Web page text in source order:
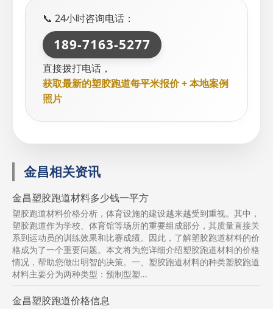
📞 24小时咨询电话：
189-7163-5277
直接拨打电话，
获取最新的塑胶跑道每平米报价 + 本地案例
照片
金昌相关资讯
金昌塑胶跑道材料多少钱一平方
塑胶跑道材料价格分析，体育设施的建设越来越受到重视。其中，
塑胶跑道作为学校、体育馆等场所的重要组成部分，其质量直接关
系到运动员的训练效果和比赛成绩。因此，了解塑胶跑道材料的价
格成为了一个重要问题。本文将为您详细介绍塑胶跑道材料的价格
情况，帮助您做出明智的决策。一、塑胶跑道材料的种类塑胶跑道
材料主要分为两种类型：预制型塑...
金昌塑胶跑道价格信息